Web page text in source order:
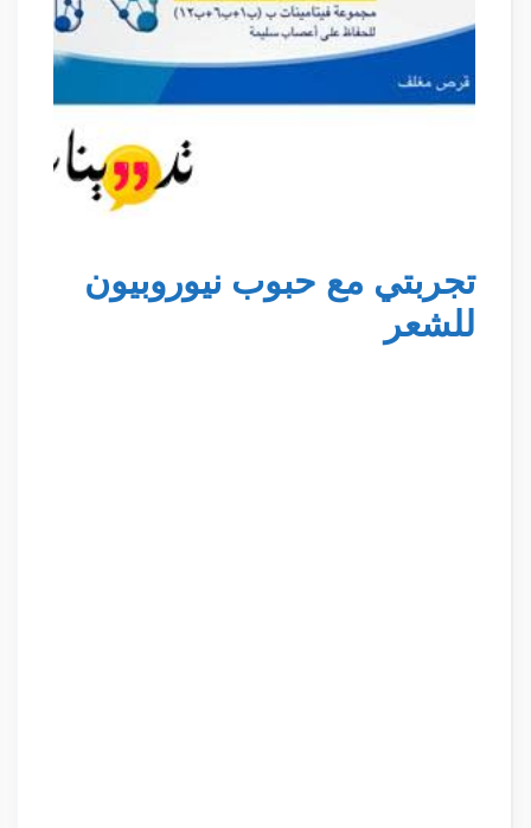
تجربتي مع حبوب نيوروبيون
للشعر